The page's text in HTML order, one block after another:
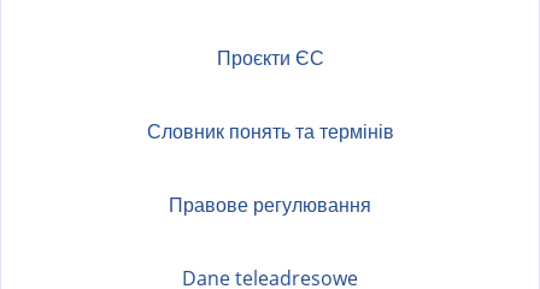
Проєкти ЄС
Словник понять та термінів
Правове регулювання
Dane teleadresowe